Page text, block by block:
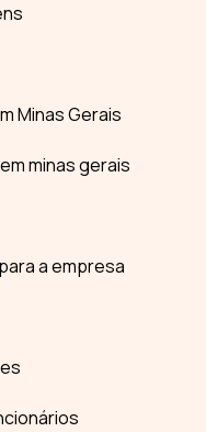
Minas Gerais
minas gerais
a empresa